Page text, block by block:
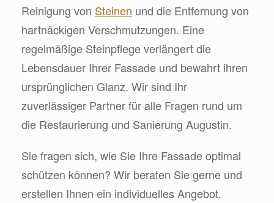
Reinigung von Steinen und die Entfernung von
hartnäckigen Verschmutzungen. Eine
regelmäßige Steinpflege verlängert die
Lebensdauer Ihrer Fassade und bewahrt ihren
ursprünglichen Glanz. Wir sind Ihr
zuverlässiger Partner für alle Fragen rund um
die Restaurierung und Sanierung Augustin.
Sie fragen sich, wie Sie Ihre Fassade optimal
schützen können? Wir beraten Sie gerne und
erstellen Ihnen ein individuelles Angebot.